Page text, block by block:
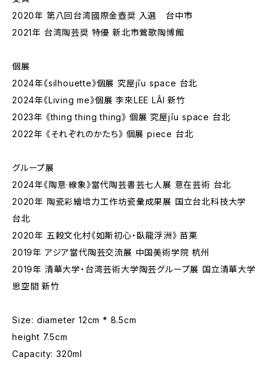
2020年 第八回台湾國際金壺奨 入選 台中市
2021年 台湾陶芸奨 特優 新北市鶯歌陶博館
個展
2024年《silhouette》個展 究屋jīu space 台北
2024年《Living me》個展 李來LEE LÂI 新竹
2023年 《thing thing thing》 個展 究屋jīu space 台北
2022年 《それぞれのかたち》 個展 piece 台北
グループ展
2024年《陶意·線象》當代陶芸書芸七人展 意在芸術 台北
2020年 陶瓷彩繪培力工作坊瓷彙成果展 国立台北科技大学
台北
2020年 五穀文化村《如斯初心‧臥龍浮洲》 苗栗
2019年 アジア當代陶芸交流展 中国美術学院 杭州
2019年 清華大学・台湾芸術大学陶芸グループ展 国立清華大学
思空間 新竹
Size: diameter 12cm * 8.5cm
height 7.5cm
Capacity: 320ml